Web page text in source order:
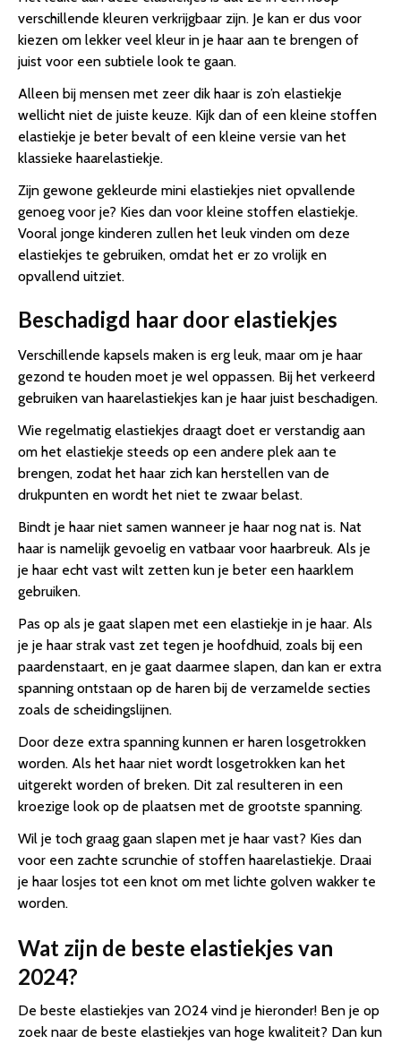
verschillende kleuren verkrijgbaar zijn. Je kan er dus voor
kiezen om lekker veel kleur in je haar aan te brengen of
juist voor een subtiele look te gaan.
Alleen bij mensen met zeer dik haar is zo’n elastiekje
wellicht niet de juiste keuze. Kijk dan of een kleine stoffen
elastiekje je beter bevalt of een kleine versie van het
klassieke haarelastiekje.
Zijn gewone gekleurde mini elastiekjes niet opvallende
genoeg voor je? Kies dan voor kleine stoffen elastiekje.
Vooral jonge kinderen zullen het leuk vinden om deze
elastiekjes te gebruiken, omdat het er zo vrolijk en
opvallend uitziet.
Beschadigd haar door elastiekjes
Verschillende kapsels maken is erg leuk, maar om je haar
gezond te houden moet je wel oppassen. Bij het verkeerd
gebruiken van haarelastiekjes kan je haar juist beschadigen.
Wie regelmatig elastiekjes draagt doet er verstandig aan
om het elastiekje steeds op een andere plek aan te
brengen, zodat het haar zich kan herstellen van de
drukpunten en wordt het niet te zwaar belast.
Bindt je haar niet samen wanneer je haar nog nat is. Nat
haar is namelijk gevoelig en vatbaar voor haarbreuk. Als je
je haar echt vast wilt zetten kun je beter een haarklem
gebruiken.
Pas op als je gaat slapen met een elastiekje in je haar. Als
je je haar strak vast zet tegen je hoofdhuid, zoals bij een
paardenstaart, en je gaat daarmee slapen, dan kan er extra
spanning ontstaan op de haren bij de verzamelde secties
zoals de scheidingslijnen.
Door deze extra spanning kunnen er haren losgetrokken
worden. Als het haar niet wordt losgetrokken kan het
uitgerekt worden of breken. Dit zal resulteren in een
kroezige look op de plaatsen met de grootste spanning.
Wil je toch graag gaan slapen met je haar vast? Kies dan
voor een zachte scrunchie of stoffen haarelastiekje. Draai
je haar losjes tot een knot om met lichte golven wakker te
worden.
Wat zijn de beste elastiekjes van
2024?
De beste elastiekjes van 2024 vind je hieronder! Ben je op
zoek naar de beste elastiekjes van hoge kwaliteit? Dan kun